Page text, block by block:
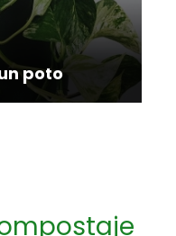
poto